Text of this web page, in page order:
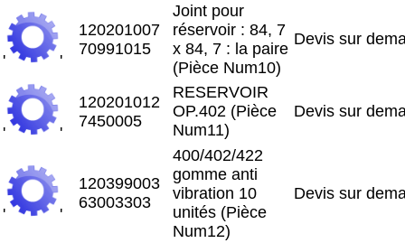
' '
120201007
70991015
Joint pour
réservoir : 84, 7
x 84, 7 : la paire
(Pièce Num10)
Devis sur
' '
120201012
7450005
RESERVOIR
OP.402 (Pièce
Num11)
Devis sur
' '
120399003
63003303
400/402/422
gomme anti
vibration 10
unités (Pièce
Num12)
Devis sur